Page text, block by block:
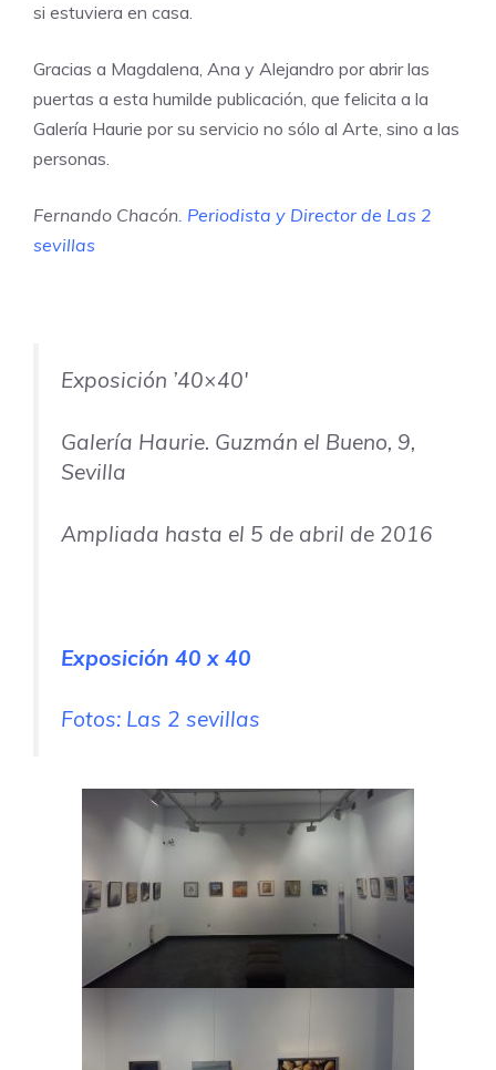
si estuviera en casa.
Gracias a Magdalena, Ana y Alejandro por abrir las
puertas a esta humilde publicación, que felicita a la
Galería Haurie por su servicio no sólo al Arte, sino a las
personas.
Fernando Chacón. Periodista y Director de Las 2
sevillas
Exposición ’40×40′
Galería Haurie. Guzmán el Bueno, 9,
Sevilla
Ampliada hasta el 5 de abril de 2016
Exposición 40 x 40
Fotos: Las 2 sevillas